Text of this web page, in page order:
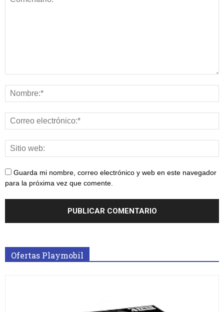
Guarda mi nombre, correo electrónico y web en este navegador
para la próxima vez que comente.
Ofertas Playmobil